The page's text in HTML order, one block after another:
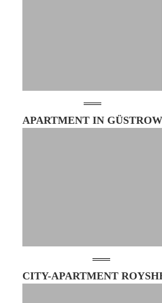
APARTMENT IN GÜSTROW
CITY-APARTMENT